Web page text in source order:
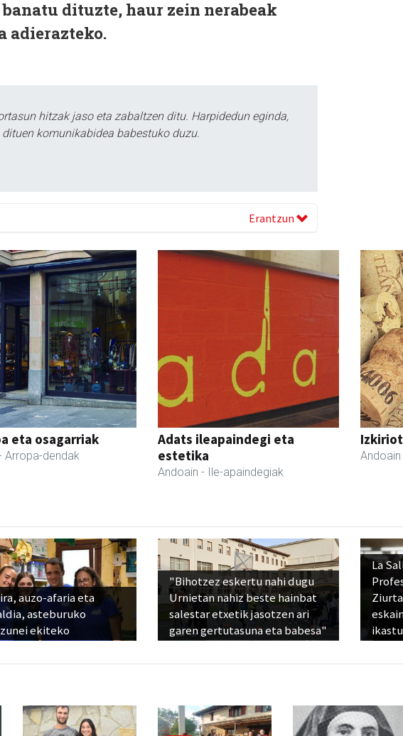
dituzte, haur zein nerabeak
adierazteko.
hitzak jaso eta zabaltzen ditu. Harpidedun eginda,
komunikabidea babestuko duzu.
Erantzun
eta osagarriak
Arropa-dendak
Adats ileapaindegi eta
estetika
Andoain - Ile-apaindegiak
Andoain
auzo-afaria eta
asteburuko
ekiteko
"Bihotzez eskertu nahi dugu
Urnietan nahiz beste hainbat
salestar etxetik jasotzen ari
garen gertutasuna eta babesa"
La